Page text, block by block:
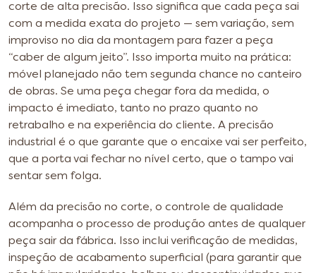
corte de alta precisão. Isso significa que cada peça sai
com a medida exata do projeto — sem variação, sem
improviso no dia da montagem para fazer a peça
“caber de algum jeito”. Isso importa muito na prática:
móvel planejado não tem segunda chance no canteiro
de obras. Se uma peça chegar fora da medida, o
impacto é imediato, tanto no prazo quanto no
retrabalho e na experiência do cliente. A precisão
industrial é o que garante que o encaixe vai ser perfeito,
que a porta vai fechar no nível certo, que o tampo vai
sentar sem folga.
Além da precisão no corte, o controle de qualidade
acompanha o processo de produção antes de qualquer
peça sair da fábrica. Isso inclui verificação de medidas,
inspeção de acabamento superficial (para garantir que